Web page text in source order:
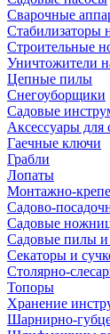
Сварочные
Стабилизаторы
Строительные
Уничтожители
Цепные пилы
Снегоуборщики
Садовые
Аксессуары для
Гаечные ключи
Грабли
Лопаты
Монтажно-
Садово-
Садовые
Садовые пилы
Секаторы и
Столярно-
Топоры
Хранение
Шарнирно-